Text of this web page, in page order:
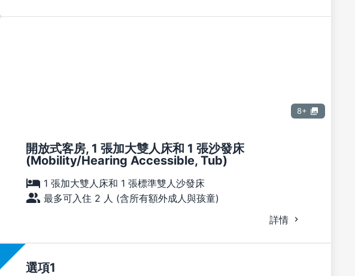
8+
開放式客房, 1 張加大雙人床和 1 張沙發床
(Mobility/Hearing Accessible, Tub)
1 張加大雙人床和 1 張標準雙人沙發床
最多可入住 2 人 (含所有額外成人與孩童)
詳情
選項